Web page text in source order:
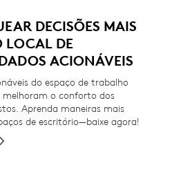
DECISÕES MAIS
LOCAL DE
ACIONÁVEIS
do espaço de trabalho
o conforto dos
Aprenda maneiras mais
de escritório—baixe agora!